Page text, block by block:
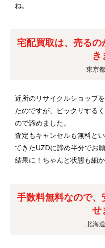
ね。
宅配買取は、売る
き
東京
近所のリサイクルショップ
たのですが、ビックリする
ので諦めました。
査定もキャンセルも無料と
てきたUZDに諦め半分でお
結果に！ちゃんと状態も細
手数料無料なので、
せ
北海